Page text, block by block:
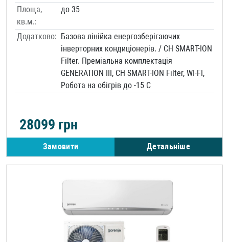
Площа,
кв.м.:
до 35
Додатково: Базова лінійка енергозберігаючих
інверторних кондиціонерів. / CH SMART-ION
Filter. Преміальна комплектація
GENERATION III, CH SMART-ION Filter, WI-FI,
Робота на обігрів до -15 С
28099 грн
Замовити Детальніше